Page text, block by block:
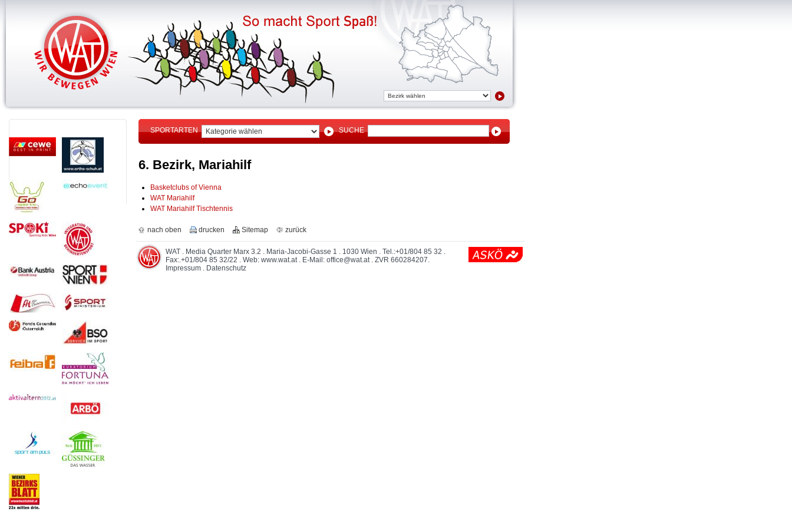
SPORTARTEN SUCHE
6. Bezirk, Mariahilf
Basketclubs of Vienna
WAT Mariahilf
WAT Mariahilf Tischtennis
nach oben drucken Sitemap zurück
WAT . Media Quarter Marx 3.2 . Maria-Jacobi-Gasse 1 . 1030 Wien . Tel.:+01/804 85 32 .
Fax:.+01/804 85 32/22 . Web:www.wat.at. E-Mail:office@wat.at. ZVR 660284207.
Impressum . Datenschutz